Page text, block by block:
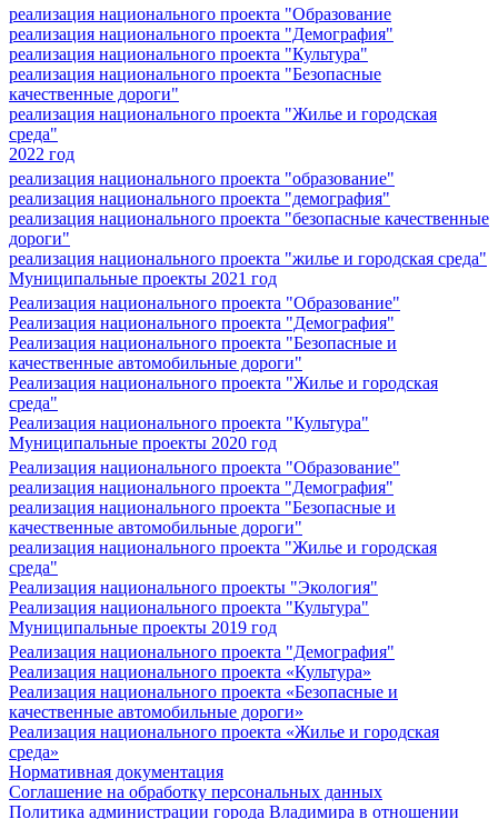
реализация национального проекта "Образование
реализация национального проекта "Демография"
реализация национального проекта "Культура"
реализация национального проекта "Безопасные
качественные дороги"
реализация национального проекта "Жилье и городская
среда"
2022 год
реализация национального проекта "образование"
реализация национального проекта "демография"
реализация национального проекта "безопасные качественные
дороги"
реализация национального проекта "жилье и городская среда"
Муниципальные проекты 2021 год
Реализация национального проекта "Образование"
Реализация национального проекта "Демография"
Реализация национального проекта "Безопасные и
качественные автомобильные дороги"
Реализация национального проекта "Жилье и городская
среда"
Реализация национального проекта "Культура"
Муниципальные проекты 2020 год
Реализация национального проекта "Образование"
реализация национального проекта "Демография"
реализация национального проекта "Безопасные и
качественные автомобильные дороги"
реализация национального проекта "Жилье и городская
среда"
Реализация национального проекты "Экология"
Реализация национального проекта "Культура"
Муниципальные проекты 2019 год
Реализация национального проекта "Демография"
Реализация национального проекта «Культура»
Реализация национального проекта «Безопасные и
качественные автомобильные дороги»
Реализация национального проекта «Жилье и городская
среда»
Нормативная документация
Соглашение на обработку персональных данных
Политика администрации города Владимира в отношении